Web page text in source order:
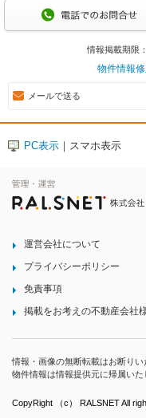
情報掲載期限
物件情報
メールで送る
PC表示 ｜スマホ表示
運営会社について
プライバシーポリシー
免責事項
掲載をお考えの不動産会社
情報・画像の無断転載はお断りい
物件情報は情報提供元に帰属いた
CopyRight （c） RALSNET All